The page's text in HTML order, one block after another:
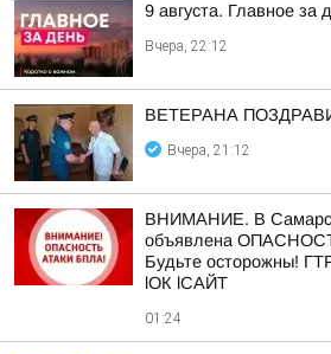
9 августа. Главное за
Вчера, 22:12
ВЕТЕРАНА
Вчера, 21:12
ВНИМАНИЕ. В
объявлена
Будьте осторожны!
lОК lСАЙТ
01:24